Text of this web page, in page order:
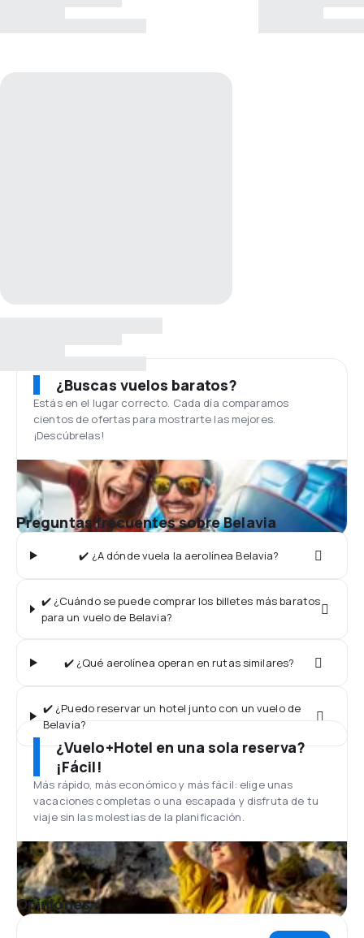
¿Buscas vuelos baratos?
Estás en el lugar correcto. Cada día comparamos
cientos de ofertas para mostrarte las mejores.
¡Descúbrelas!
Preguntas frecuentes sobre Belavia
✔️ ¿A dónde vuela la aerolínea Belavia?
✔️ ¿Cuándo se puede comprar los billetes más baratos
para un vuelo de Belavia?
✔️ ¿Qué aerolínea operan en rutas similares?
✔️ ¿Puedo reservar un hotel junto con un vuelo de
Belavia?
¿Vuelo+Hotel en una sola reserva?
¡Fácil!
Más rápido, más económico y más fácil: elige unas
vacaciones completas o una escapada y disfruta de tu
viaje sin las molestias de la planificación.
Opiniones